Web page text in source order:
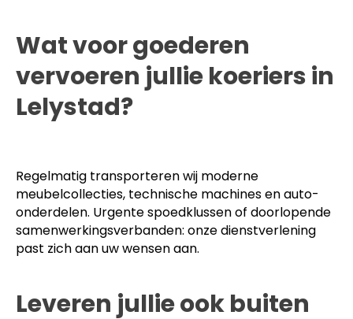
Wat voor goederen
vervoeren jullie koeriers in
Lelystad?
Regelmatig transporteren wij moderne
meubelcollecties, technische machines en auto-
onderdelen. Urgente spoedklussen of doorlopende
samenwerkingsverbanden: onze dienstverlening
past zich aan uw wensen aan.
Leveren jullie ook buiten